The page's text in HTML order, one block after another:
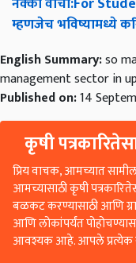
म्हणजेचभविष्यामध्ये
English Summary:so
management sector in
Published on:14
कृषी
प्रिय वाचक, आमच्यात
आमच्यासाठी कृषी
बळकट करण्यासाठी आणि
आणि लोकांपर्यंत
आवश्यक आहे. आपले प्रत्येक